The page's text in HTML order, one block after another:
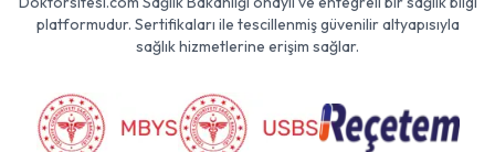
platformudur. Sertifikaları ile tescillenmiş güvenilir altyapısıyla
sağlık hizmetlerine erişim sağlar.